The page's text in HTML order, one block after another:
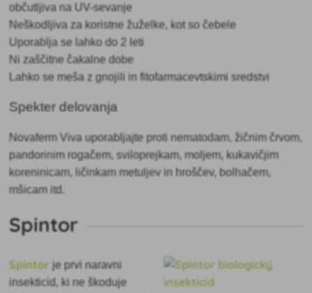
občutljiva na UV-sevanje
Neškodljiva za koristne žuželke, kot so čebele
Uporablja se lahko do 2 leti
Ni zaščitne čakalne dobe
Lahko se meša z gnojili in fitofarmacevtskimi sredstvi
Spekter delovanja
Novaferm Viva uporabljajte proti nematodam, žičnim črvom,
pandorinim rogačem, sviloprejkam, moljem, kukavičjim
koreninicam, ličinkam metuljev in hroščev, bolhačem,
mšicam itd.
Spintor
Spintor je prvi naravni
insekticid, ki ne škoduje